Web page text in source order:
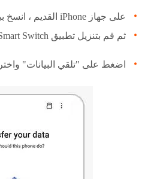
على جهاز iPhone القديم ، انسخ بيانات iOS احتياطيًا إلى iCloud.
ثم قم بتنزيل تطبيق Smart Switch على هاتفك الجديد وافتحه.
اضغط على "تلقي البيانات" واختر iPhone من الخيارات.